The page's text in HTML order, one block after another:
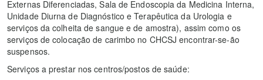
Externas Diferenciadas, Sala de Endoscopia da Medicina Interna,
Unidade Diurna de Diagnóstico e Terapêutica da Urologia e
serviços da colheita de sangue e de amostra), assim como os
serviços de colocação de carimbo no CHCSJ encontrar-se-ão
suspensos.
Serviços a prestar nos centros/postos de saúde: